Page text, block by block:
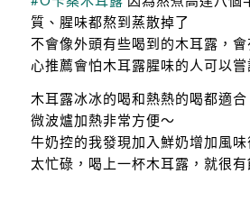
質、腥味都熬到蒸散掉了
不會像外頭有些喝到的木耳露，
心推薦會怕木耳露腥味的人可以嘗
木耳露冰冰的喝和熱熱的喝都適
微波爐加熱非常方便～
牛奶控的我發現加入鮮奶增加風
太忙碌，喝上一杯木耳露，就很